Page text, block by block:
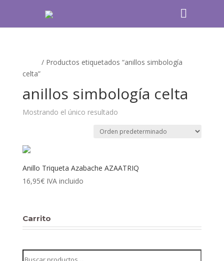
/ Productos etiquetados “anillos simbología
celta”
anillos simbología celta
Mostrando el único resultado
Anillo Triqueta Azabache AZAATRIQ
16,95€ IVA incluido
Carrito